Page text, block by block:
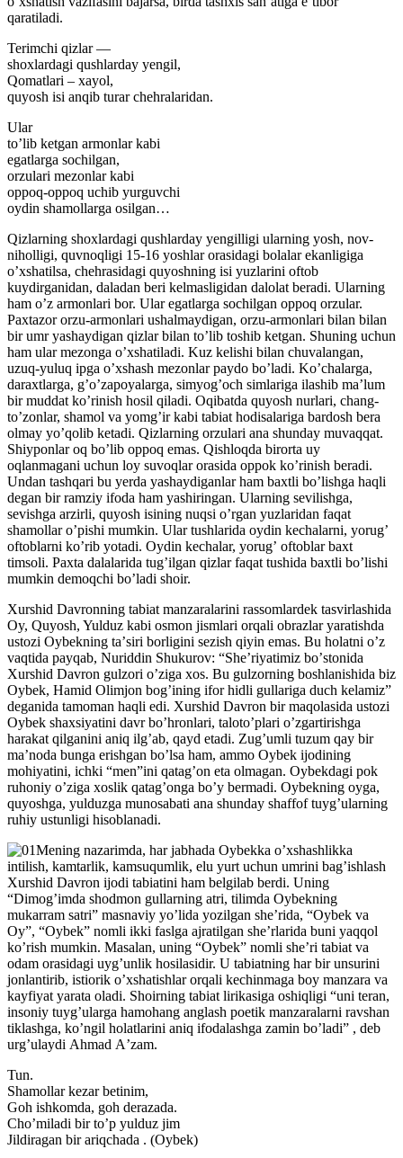
qaratiladi.
Terimchi qizlar —
shoxlardagi qushlarday yengil,
Qomatlari – xayol,
quyosh isi anqib turar chehralaridan.
Ular
toʼlib ketgan armonlar kabi
egatlarga sochilgan,
orzulari mezonlar kabi
oppoq-oppoq uchib yurguvchi
oydin shamollarga osilgan…
Qizlarning shoxlardagi qushlarday yengilligi ularning yosh, nov-
niholligi, quvnoqligi 15-16 yoshlar orasidagi bolalar ekanligiga
oʼxshatilsa, chehrasidagi quyoshning isi yuzlarini oftob
kuydirganidan, daladan beri kelmasligidan dalolat beradi. Ularning
ham oʼz armonlari bor. Ular egatlarga sochilgan oppoq orzular.
Paxtazor orzu-armonlari ushalmaydigan, orzu-armonlari bilan bilan
bir umr yashaydigan qizlar bilan toʼlib toshib ketgan. Shuning uchun
ham ular mezonga oʼxshatiladi. Kuz kelishi bilan chuvalangan,
uzuq-yuluq ipga oʼxshash mezonlar paydo boʼladi. Koʼchalarga,
daraxtlarga, gʼoʼzapoyalarga, simyogʼoch simlariga ilashib maʼlum
bir muddat koʼrinish hosil qiladi. Oqibatda quyosh nurlari, chang-
toʼzonlar, shamol va yomgʼir kabi tabiat hodisalariga bardosh bera
olmay yoʼqolib ketadi. Qizlarning orzulari ana shunday muvaqqat.
Shiyponlar oq boʼlib oppoq emas. Qishloqda birorta uy
oqlanmagani uchun loy suvoqlar orasida oppok koʼrinish beradi.
Undan tashqari bu yerda yashaydiganlar ham baxtli boʼlishga haqli
degan bir ramziy ifoda ham yashiringan. Ularning sevilishga,
sevishga arzirli, quyosh isining nuqsi oʼrgan yuzlaridan faqat
shamollar oʼpishi mumkin. Ular tushlarida oydin kechalarni, yorugʼ
oftoblarni koʼrib yotadi. Oydin kechalar, yorugʼ oftoblar baxt
timsoli. Paxta dalalarida tugʼilgan qizlar faqat tushida baxtli boʼlishi
mumkin demoqchi boʼladi shoir.
Xurshid Davronning tabiat manzaralarini rassomlardek tasvirlashida
Oy, Quyosh, Yulduz kabi osmon jismlari orqali obrazlar yaratishda
ustozi Oybekning taʼsiri borligini sezish qiyin emas. Bu holatni oʼz
vaqtida payqab, Nuriddin Shukurov: “Sheʼriyatimiz boʼstonida
Xurshid Davron gulzori oʼziga xos. Bu gulzorning boshlanishida biz
Oybek, Hamid Olimjon bogʼining ifor hidli gullariga duch kelamiz”
deganida tamoman haqli edi. Xurshid Davron bir maqolasida ustozi
Oybek shaxsiyatini davr boʼhronlari, talotoʼplari oʼzgartirishga
harakat qilganini aniq ilgʼab, qayd etadi. Zugʼumli tuzum qay bir
maʼnoda bunga erishgan boʼlsa ham, ammo Oybek ijodining
mohiyatini, ichki “men”ini qatagʼon eta olmagan. Oybekdagi pok
ruhoniy oʼziga xoslik qatagʼonga boʼy bermadi. Oybekning oyga,
quyoshga, yulduzga munosabati ana shunday shaffof tuygʼularning
ruhiy ustunligi hisoblanadi.
Mening nazarimda, har jabhada Oybekka oʼxshashlikka
intilish, kamtarlik, kamsuqumlik, elu yurt uchun umrini bagʼishlash
Xurshid Davron ijodi tabiatini ham belgilab berdi. Uning
“Dimogʼimda shodmon gullarning atri, tilimda Oybekning
mukarram satri” masnaviy yoʼlida yozilgan sheʼrida, “Oybek va
Oy”, “Oybek” nomli ikki faslga ajratilgan sheʼrlarida buni yaqqol
koʼrish mumkin. Masalan, uning “Oybek” nomli sheʼri tabiat va
odam orasidagi uygʼunlik hosilasidir. U tabiatning har bir unsurini
jonlantirib, istiorik oʼxshatishlar orqali kechinmaga boy manzara va
kayfiyat yarata oladi. Shoirning tabiat lirikasiga oshiqligi “uni teran,
insoniy tuygʼularga hamohang anglash poetik manzaralarni ravshan
tiklashga, koʼngil holatlarini aniq ifodalashga zamin boʼladi” , deb
urgʼulaydi Аhmad Аʼzam.
Tun.
Shamollar kezar betinim,
Goh ishkomda, goh derazada.
Choʼmiladi bir toʼp yulduz jim
Jildiragan bir ariqchada . (Oybek)